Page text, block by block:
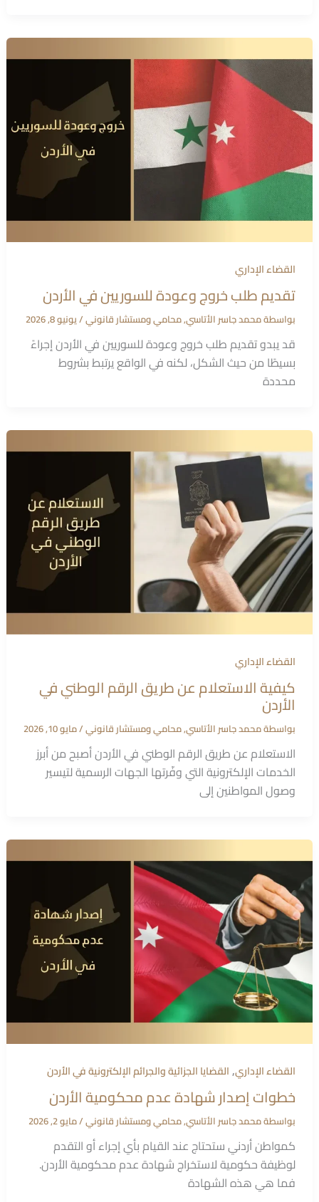
القضاء الإداري
تقديم طلب خروج وعودة للسوريين في الأردن
بواسطةمحمد جاسر الأتاسي, محامي ومستشار قانوني/يونيو 8, 2026
قد يبدو تقديم طلب خروج وعودة للسوريين في الأردن إجراءً
بسيطًا من حيث الشكل، لكنه في الواقع يرتبط بشروط
محددة
القضاء الإداري
كيفية الاستعلام عن طريق الرقم الوطني في
الأردن
بواسطةمحمد جاسر الأتاسي, محامي ومستشار قانوني/مايو 10, 2026
الاستعلام عن طريق الرقم الوطني في الأردن أصبح من أبرز
الخدمات الإلكترونية التي وفّرتها الجهات الرسمية لتيسير
وصول المواطنين إلى
القضاء الإداري,القضايا الجزائية والجرائم الإلكترونية في الأردن
خطوات إصدار شهادة عدم محكومية الأردن
بواسطةمحمد جاسر الأتاسي, محامي ومستشار قانوني/مايو 2, 2026
كمواطن أردني ستحتاج عند القيام بأي إجراء أو التقدم
لوظيفة حكومية لاستخراج شهادة عدم محكومية الأردن.
فما هي هذه الشهادة